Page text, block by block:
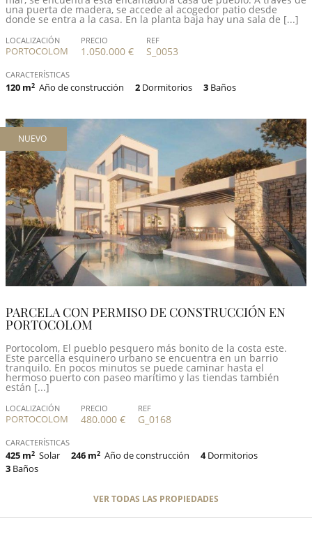
una puerta de madera, se accede al acogedor patio desde
donde se entra a la casa. En la planta baja hay una sala de [...]
LOCALIZACIÓN
PORTOCOLOM
PRECIO
1.050.000 €
REF
S_0053
CARACTERÍSTICAS
120 m2 Año de construcción 2 Dormitorios 3 Baños
NUEVO
PARCELA CON PERMISO DE CONSTRUCCIÓN EN
PORTOCOLOM
Portocolom, El pueblo pesquero más bonito de la costa este.
Este parcella esquinero urbano se encuentra en un barrio
tranquilo. En pocos minutos se puede caminar hasta el
hermoso puerto con paseo marítimo y las tiendas también
están [...]
LOCALIZACIÓN
PORTOCOLOM
PRECIO
480.000 €
REF
G_0168
CARACTERÍSTICAS
425 m2 Solar 246 m2 Año de construcción 4Dormitorios
3 Baños
VER TODAS LAS PROPIEDADES